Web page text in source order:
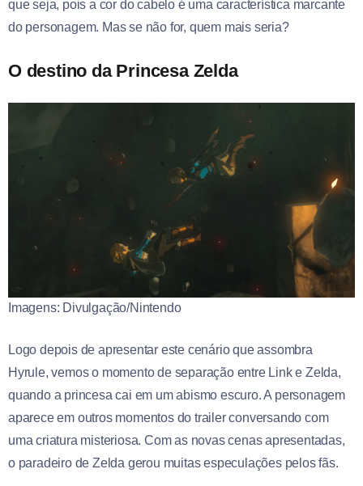
que seja, pois a cor do cabelo é uma característica marcante
do personagem. Mas se não for, quem mais seria?
O destino da Princesa Zelda
Imagens: Divulgação/Nintendo
Logo depois de apresentar este cenário que assombra
Hyrule, vemos o momento de separação entre Link e Zelda,
quando a princesa cai em um abismo escuro. A personagem
aparece em outros momentos do trailer conversando com
uma criatura misteriosa. Com as novas cenas apresentadas,
o paradeiro de Zelda gerou muitas especulações pelos fãs.